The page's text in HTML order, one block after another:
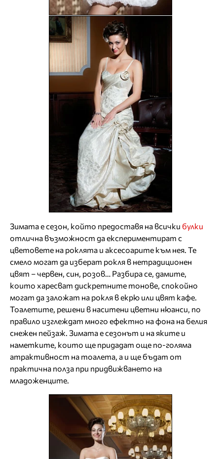
Зимата е сезон, който предоставя на всички булки
отлична възможност да експериментират с
цветовете на роклята и аксесоарите към нея. Те
смело могат да изберат рокля в нетрадиционен
цвят – червен, син, розов… Разбира се, дамите,
които харесват дискретните тонове, спокойно
могат да заложат на рокля в екрю или цвят кафе.
Тоалетите, решени в наситени цветни нюанси, по
правило изглеждат много ефектно на фона на белия
снежен пейзаж. Зимата е сезонът и на яките и
наметките, които ще придадат още по-голяма
атрактивност на тоалета, а и ще бъдат от
практична полза при придвижването на
младоженците.